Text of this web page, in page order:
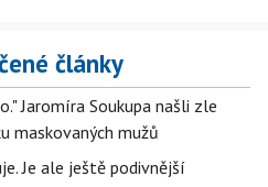
články
Jaromíra Soukupa našli zle
maskovaných mužů
Je ale ještě podivnější